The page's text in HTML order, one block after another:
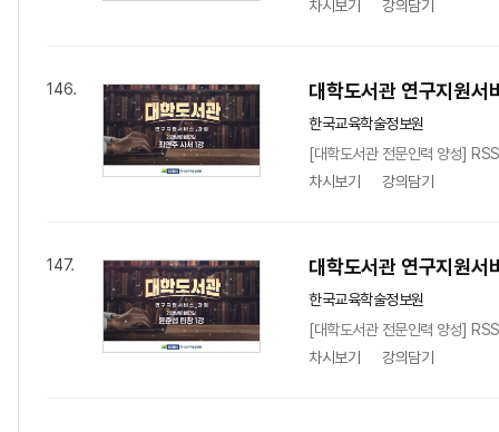
차시보기
강의담기
146. 대학도서관 연구지원서
한국교육학술정보원
[대학도서관 전문인력 양성]
차시보기
강의담기
147. 대학도서관 연구지원서
한국교육학술정보원
[대학도서관 전문인력 양성]
차시보기
강의담기